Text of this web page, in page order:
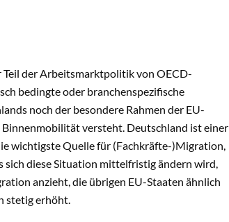
der Arbeitsmarktpolitik von OECD-
bedingte oder branchenspezifische
noch der besondere Rahmen der EU-
versteht. Deutschland ist einer
wichtigste Quelle für (Fachkräfte-)Migration,
sich diese Situation mittelfristig ändern wird,
anzieht, die übrigen EU-Staaten ähnlich
stetig erhöht.